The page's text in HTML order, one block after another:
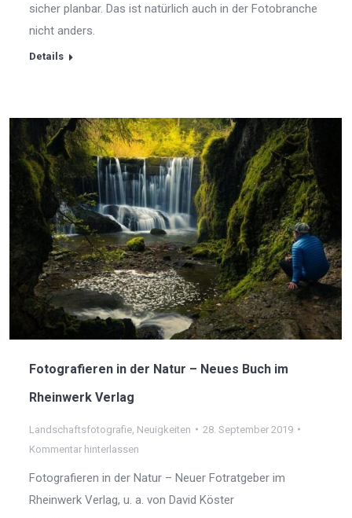
sicher planbar. Das ist natürlich auch in der Fotobranche
nicht anders.
Details
Fotografieren in der Natur – Neues Buch im
Rheinwerk Verlag
Landschaftsfotografie Neuigkeiten
28. September 2019
Kommentar hinterlassen
Fotografieren in der Natur – Neuer Fotratgeber im
Rheinwerk Verlag, u. a. von David Köster